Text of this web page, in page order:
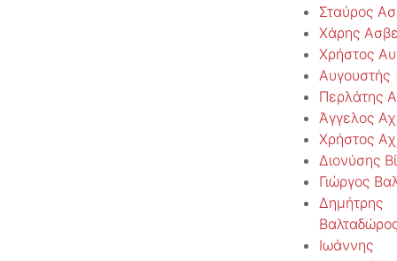
Σταύρος
Χάρης
Χρήστος
Αυγουστής
Περλάτης
Άγγελος
Χρήστος
Διονύσης
Γιώργος
Δημήτρης
Ιωάννης